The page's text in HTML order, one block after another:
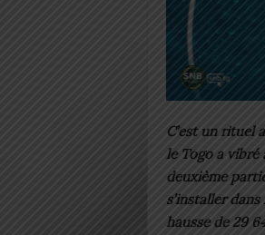
C’est un rituel
le Togo a vibré
deuxième
s’installer
hausse de 29